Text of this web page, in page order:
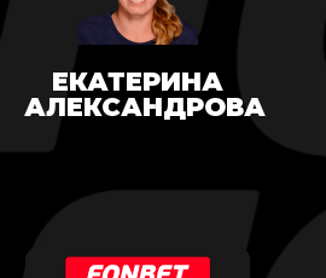
ЕКАТЕРИНА
АЛЕКСАНДРОВА